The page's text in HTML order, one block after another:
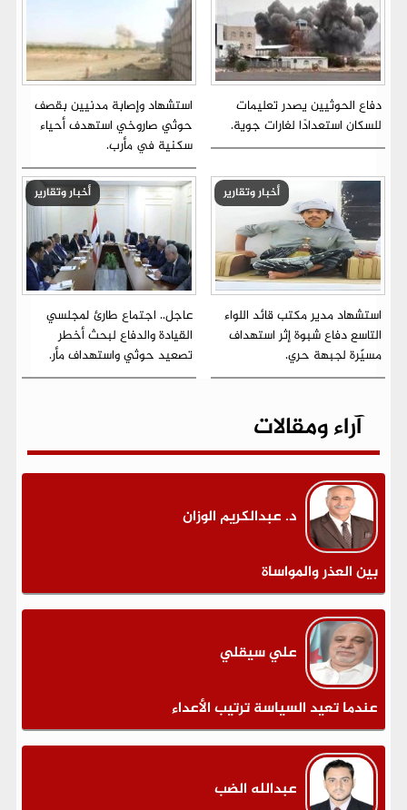
دفاع الحوثيين يصدر تعليمات
للسكان استعدادًا لغارات جوية.
استشهاد وإصابة مدنيين بقصف
حوثي صاروخي استهدف أحياء
سكنية في مأرب.
أخبار وتقارير
استشهاد مدير مكتب قائد اللواء
التاسع دفاع شبوة إثر استهداف
مسيّرة لجبهة حري.
أخبار وتقارير
عاجل.. اجتماع طارئ لمجلسي
القيادة والدفاع لبحث أخطر
تصعيد حوثي واستهداف مأر.
آراء ومقالات
د. عبدالكريم الوزان
بين العذر والمواساة
علي سيقلي
عندما تعيد السياسة ترتيب الأعداء
عبدالله الضب